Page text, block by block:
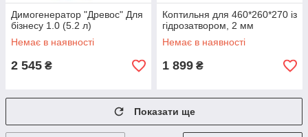
Димогенератор "Древос" Для
бізнесу 1.0 (5.2 л)
Немає в наявності
2 545 ₴
Коптильня для 460*260*270 із
гідрозатвором, 2 мм
Немає в наявності
1 899 ₴
Показати ще